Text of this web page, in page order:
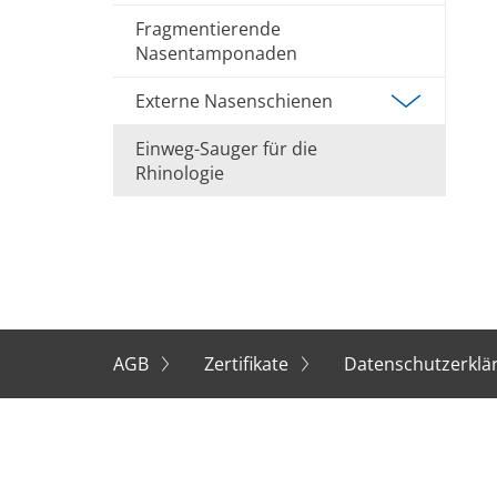
Fragmentierende
Nasentamponaden
Externe Nasenschienen
Einweg-Sauger für die
Rhinologie
AGB Zertifikate